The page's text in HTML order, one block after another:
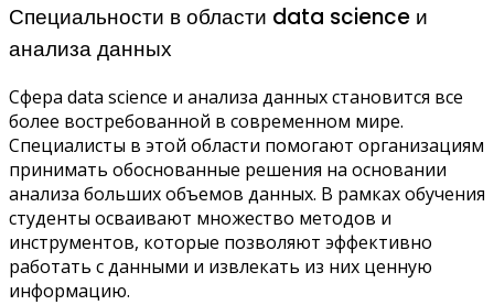
Специальности в области data science и
анализа данных
Сфера data science и анализа данных становится все
более востребованной в современном мире.
Специалисты в этой области помогают организациям
принимать обоснованные решения на основании
анализа больших объемов данных. В рамках обучения
студенты осваивают множество методов и
инструментов, которые позволяют эффективно
работать с данными и извлекать из них ценную
информацию.